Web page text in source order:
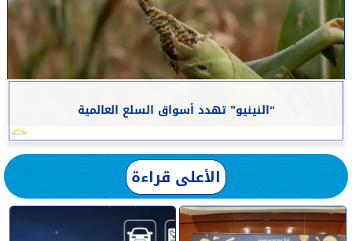
“النينيو” تهدد أسواق السلع العالمية
الأعلى قراءة